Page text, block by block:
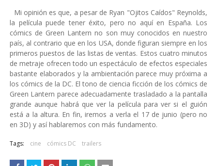
Mi opinión es que, a pesar de Ryan "Ojitos Caídos" Reynolds,
la película puede tener éxito, pero no aquí en España. Los
cómics de Green Lantern no son muy conocidos en nuestro
país, al contrario que en los USA, donde figuran siempre en los
primeros puestos de las listas de ventas. Estos cuatro minutos
de metraje ofrecen todo un espectáculo de efectos especiales
bastante elaborados y la ambientación parece muy próxima a
los cómics de la DC. El tono de ciencia ficción de los cómics de
Green Lantern parece adecuadamente trasladado a la pantalla
grande aunque habrá que ver la película para ver si el guión
está a la altura. En fin, iremos a verla el 17 de junio (pero no
en 3D) y así hablaremos con más fundamento.
Tags: cine cómics DC trailers